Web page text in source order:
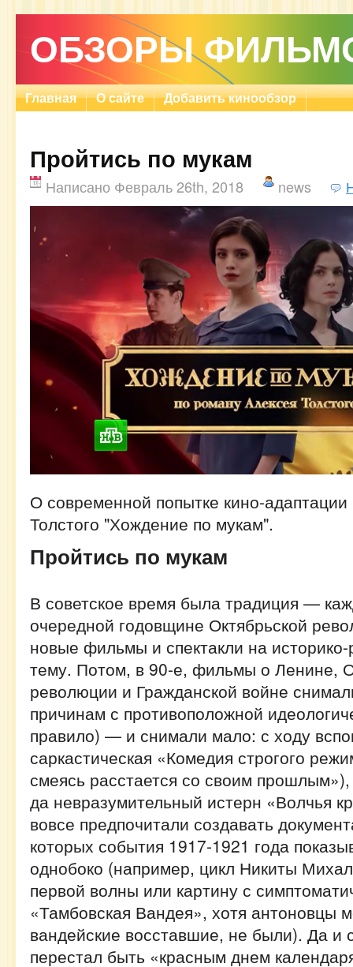
ОБЗОРЫ
Главная О сайте Добавить кинообзор
Пройтись по мукам
Написано Февраль 26th, 2018 news
О современной попытке кино-
Толстого "Хождение по мукам".
Пройтись по мукам
В советское время была традиция —
очередной годовщине Октябрьской
новые фильмы и спектакли на
тему. Потом, в 90-е, фильмы о Ленине,
революции и Гражданской войне
причинам с противоположной
правило) — и снимали мало: с ходу
саркастическая «Комедия строгого
смеясь расстается со своим
да невразумительный истерн «Волчья
вовсе предпочитали создавать
которых события 1917-1921 года
однобоко (например, цикл Никиты
первой волны или картину с
«Тамбовская Вандея», хотя антоновцы
вандейские восставшие, не были). Да и
перестал быть «красным днем